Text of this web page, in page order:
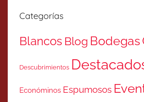
Categorías
Blancos Blog Bodegas
Descubrimientos
Económinos Espumosos